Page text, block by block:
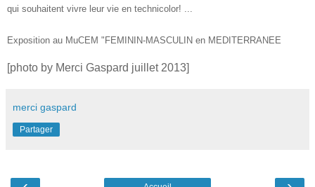
qui souhaitent vivre leur vie en technicolor! ...
Exposition au MuCEM "FEMININ-MASCULIN en MEDITERRANEE
[photo by Merci Gaspard juillet 2013]
merci gaspard
Partager